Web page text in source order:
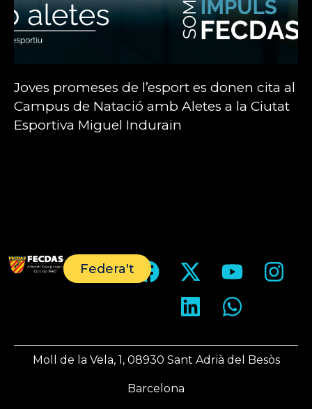
Joves promeses de l’esport es donen cita al
Campus de Natació amb Aletes a la Ciutat
Esportiva Miguel Indurain
Federa't
Moll de la Vela, 1, 08930 Sant Adrià del Besòs
Barcelona